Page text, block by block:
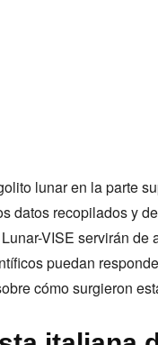
lunar en la parte
datos recopilados y
VISE servirán de
puedan
cómo surgieron